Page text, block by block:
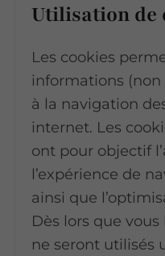
Utilisation de
Les cookies
informations (non
à la navigation
internet. Les
ont pour objectif
l’expérience de
ainsi que
Dès lors que
ne seront utilisés